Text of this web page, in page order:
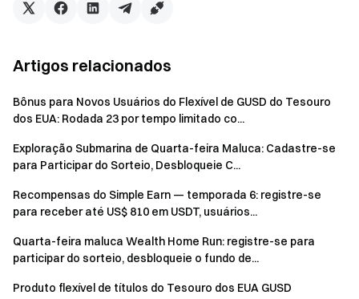
O anúncio oficial será a autoridade final para este
Usuários no Reino Unido e em outras regiões restritas
informações sobre áreas restritas, consulte oTermo de
Acordo do Usuário).
Aviso de risco: usuários devem estar cientes de que a
negociação de criptomoedas é influenciada por
diversos fatores, incluindo mudanças de mercado e
políticas. O mercado é altamente volátil e as flutuações
de mercado e negocie com cautela.
Artigos relacionados
Bônus para Novos Usuários do Flexível de GUSD do Tesouro
dos EUA: Rodada 23 por tempo limitado co...
Exploração Submarina de Quarta-feira Maluca: Cadastre-se
para Participar do Sorteio, Desbloqueie C...
Recompensas do Simple Earn — temporada 6: registre-se
para receber até US$ 810 em USDT, usuários...
Quarta-feira maluca Wealth Home Run: registre-se para
participar do sorteio, desbloqueie o fundo de...
Produto flexível de títulos do Tesouro dos EUA GUSD